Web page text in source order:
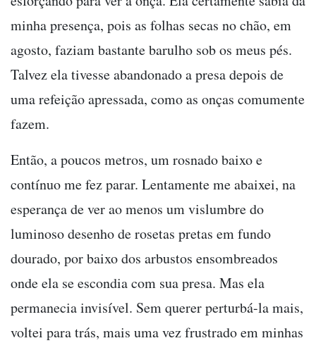
minha presença, pois as folhas secas no chão, em
agosto, faziam bastante barulho sob os meus pés.
Talvez ela tivesse abandonado a presa depois de
uma refeição apressada, como as onças comumente
fazem.
Então, a poucos metros, um rosnado baixo e
contínuo me fez parar. Lentamente me abaixei, na
esperança de ver ao menos um vislumbre do
luminoso desenho de rosetas pretas em fundo
dourado, por baixo dos arbustos ensombreados
onde ela se escondia com sua presa. Mas ela
permanecia invisível. Sem querer perturbá-la mais,
voltei para trás, mais uma vez frustrado em minhas